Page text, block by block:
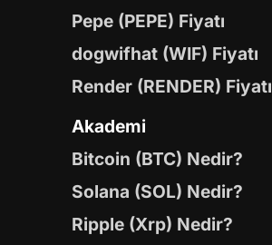
Pepe (PEPE) Fiyatı
dogwifhat (WIF) Fiyatı
Render (RENDER) Fiyatı
Akademi
Bitcoin (BTC) Nedir?
Solana (SOL) Nedir?
Ripple (Xrp) Nedir?